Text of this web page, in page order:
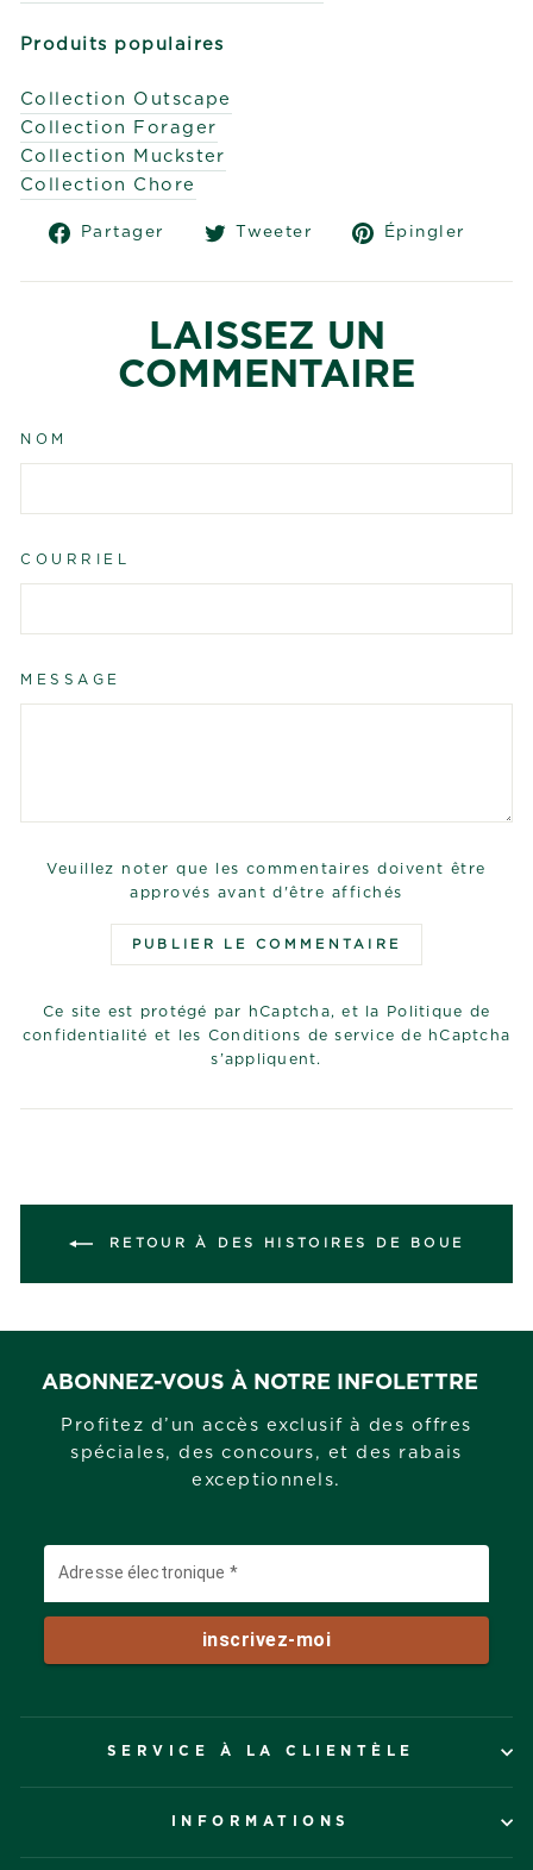
Produits populaires
Collection Outscape
Collection Forager
Collection Muckster
Collection Chore
Partager
Partager
Facebook
Tweeter
Tweeter
Twitter
Épingler
LAISSEZ UN
COMMENTAIRE
NOM
COURRIEL
MESSAGE
Veuillez noter que les commentaires doivent être
approvés avant d'être affichés
PUBLIER LE COMMENTAIRE
Ce site est protégé par hCaptcha, et la
Politique de
confidentialité et les Conditions de service de hCaptcha
s’appliquent.
RETOUR À DES HISTOIRES DE BOUE
ABONNEZ-VOUS À NOTRE INFOLETTRE
Profitez d’un accès exclusif à des offres
spéciales, des concours, et des rabais
exceptionnels.
SERVICE À LA CLIENTÈLE
INFORMATIONS